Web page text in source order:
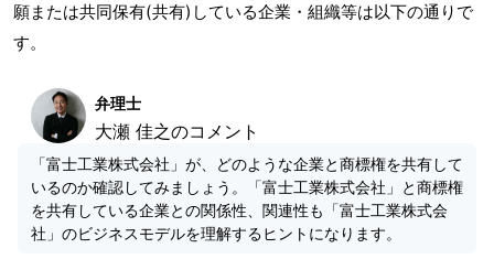
願または共同保有(共有)している企業・組織等は以下の通りで
す。
弁理士
大瀬 佳之のコメント
「富士工業株式会社」が、どのような企業と商標権を共有して
いるのか確認してみましょう。「富士工業株式会社」と商標権
を共有している企業との関係性、関連性も「富士工業株式会
社」のビジネスモデルを理解するヒントになります。